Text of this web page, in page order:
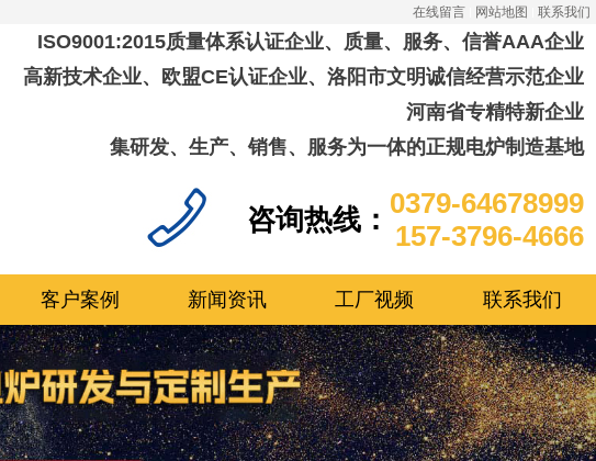
在线留言 网站地图 联系我们
ISO9001:2015质量体系认证企业、质量、服务、信誉AAA企业
高新技术企业、欧盟CE认证企业、洛阳市文明诚信经营示范企业
河南省专精特新企业
集研发、生产、销售、服务为一体的正规电炉制造基地
咨询热线： 0379-64678999
157-3796-4666
客户案例 新闻资讯 工厂视频 联系我们